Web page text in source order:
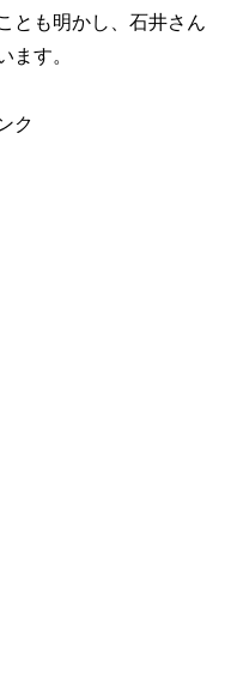
とも明かし、石井さん
ます。
ク